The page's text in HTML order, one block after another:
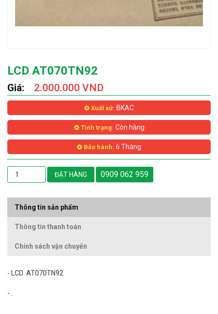
LCD AT070TN92
Giá: 2.000.000 VND
Xuất xứ: BKAC
Tình trạng: Còn hàng
Bảo hành: 6 Tháng
ĐẶT HÀNG 0909 062 959
Thông tin sản phẩm
Thông tin thanh toán
Chính sách vận chuyển
- LCD AT070TN92.
- .